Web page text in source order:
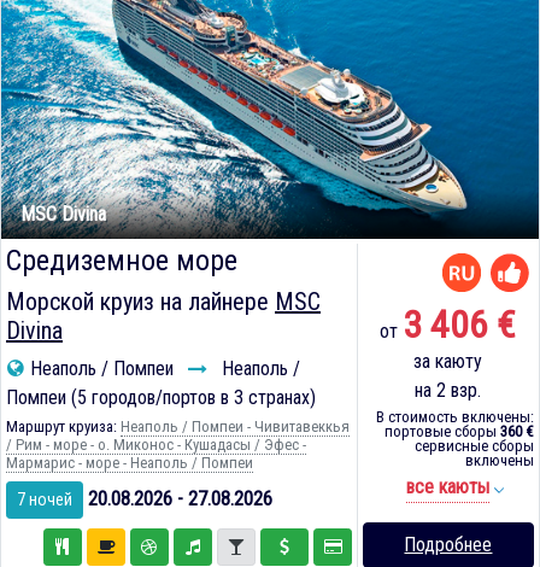
MSC Divina
Средиземное море
Морской круиз на лайнере MSC
Divina
Неаполь / Помпеи
Неаполь /
Помпеи (5 городов/портов в 3 странах)
Маршрут круиза: Неаполь / Помпеи - Чивитавеккья
/ Рим - море - о. Миконос - Кушадасы / Эфес -
Мармарис - море - Неаполь / Помпеи
7 ночей 20.08.2026 - 27.08.2026
от 3 406 €
за каюту
на 2 взр.
В стоимость включены:
портовые сборы 360 €
сервисные сборы
включены
все каюты
Подробнее